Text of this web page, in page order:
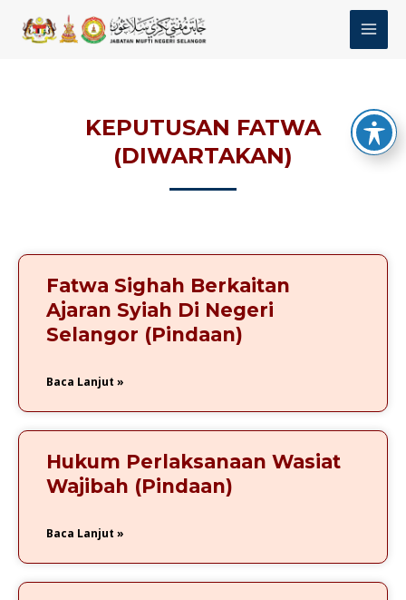
KEPUTUSAN FATWA
(DIWARTAKAN)
Fatwa Sighah Berkaitan
Ajaran Syiah Di Negeri
Selangor (Pindaan)
Baca Lanjut »
Hukum Perlaksanaan Wasiat
Wajibah (Pindaan)
Baca Lanjut »
e
e
e
e
e